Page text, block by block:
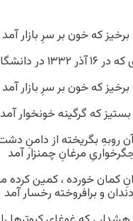
که خون بر سرِ بازار آمد
شدند.
که خون بر سرِ بازار آمد
که گرگینه خونخوار آمد
روبهِ بگریخته از دامنِ
مرغانِ چمنزار آمد
کمان خورده ، کمین
و برافروخته رخسار آمد